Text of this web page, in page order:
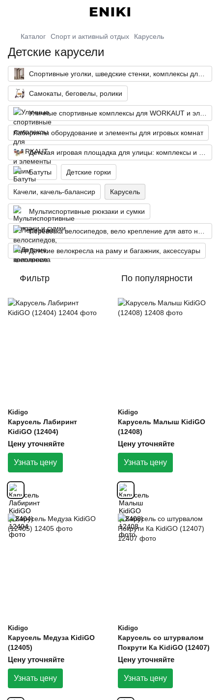
Каталог Спорт и активный отдых Карусель
Детские карусели
Самокаты, беговелы, ролики
Лабиринты оборудование и элементы для игровых комнат
Батуты Детские горки
Качели, качель-балансир Карусель
Мультиспортивные рюкзаки и сумки
Детские велокресла на раму и багажник, аксессуары
Фильтр По популярности
Kidigo
Карусель Лабиринт
KidiGO (12404)
Цену уточняйте
Узнать цену
Kidigo
Карусель Малыш KidiGO
(12408)
Цену уточняйте
Узнать цену
Kidigo
Карусель Медуза KidiGO
(12405)
Цену уточняйте
Узнать цену
Kidigo
Карусель со штурвалом
Покрути Ка KidiGO (12407)
Цену уточняйте
Узнать цену